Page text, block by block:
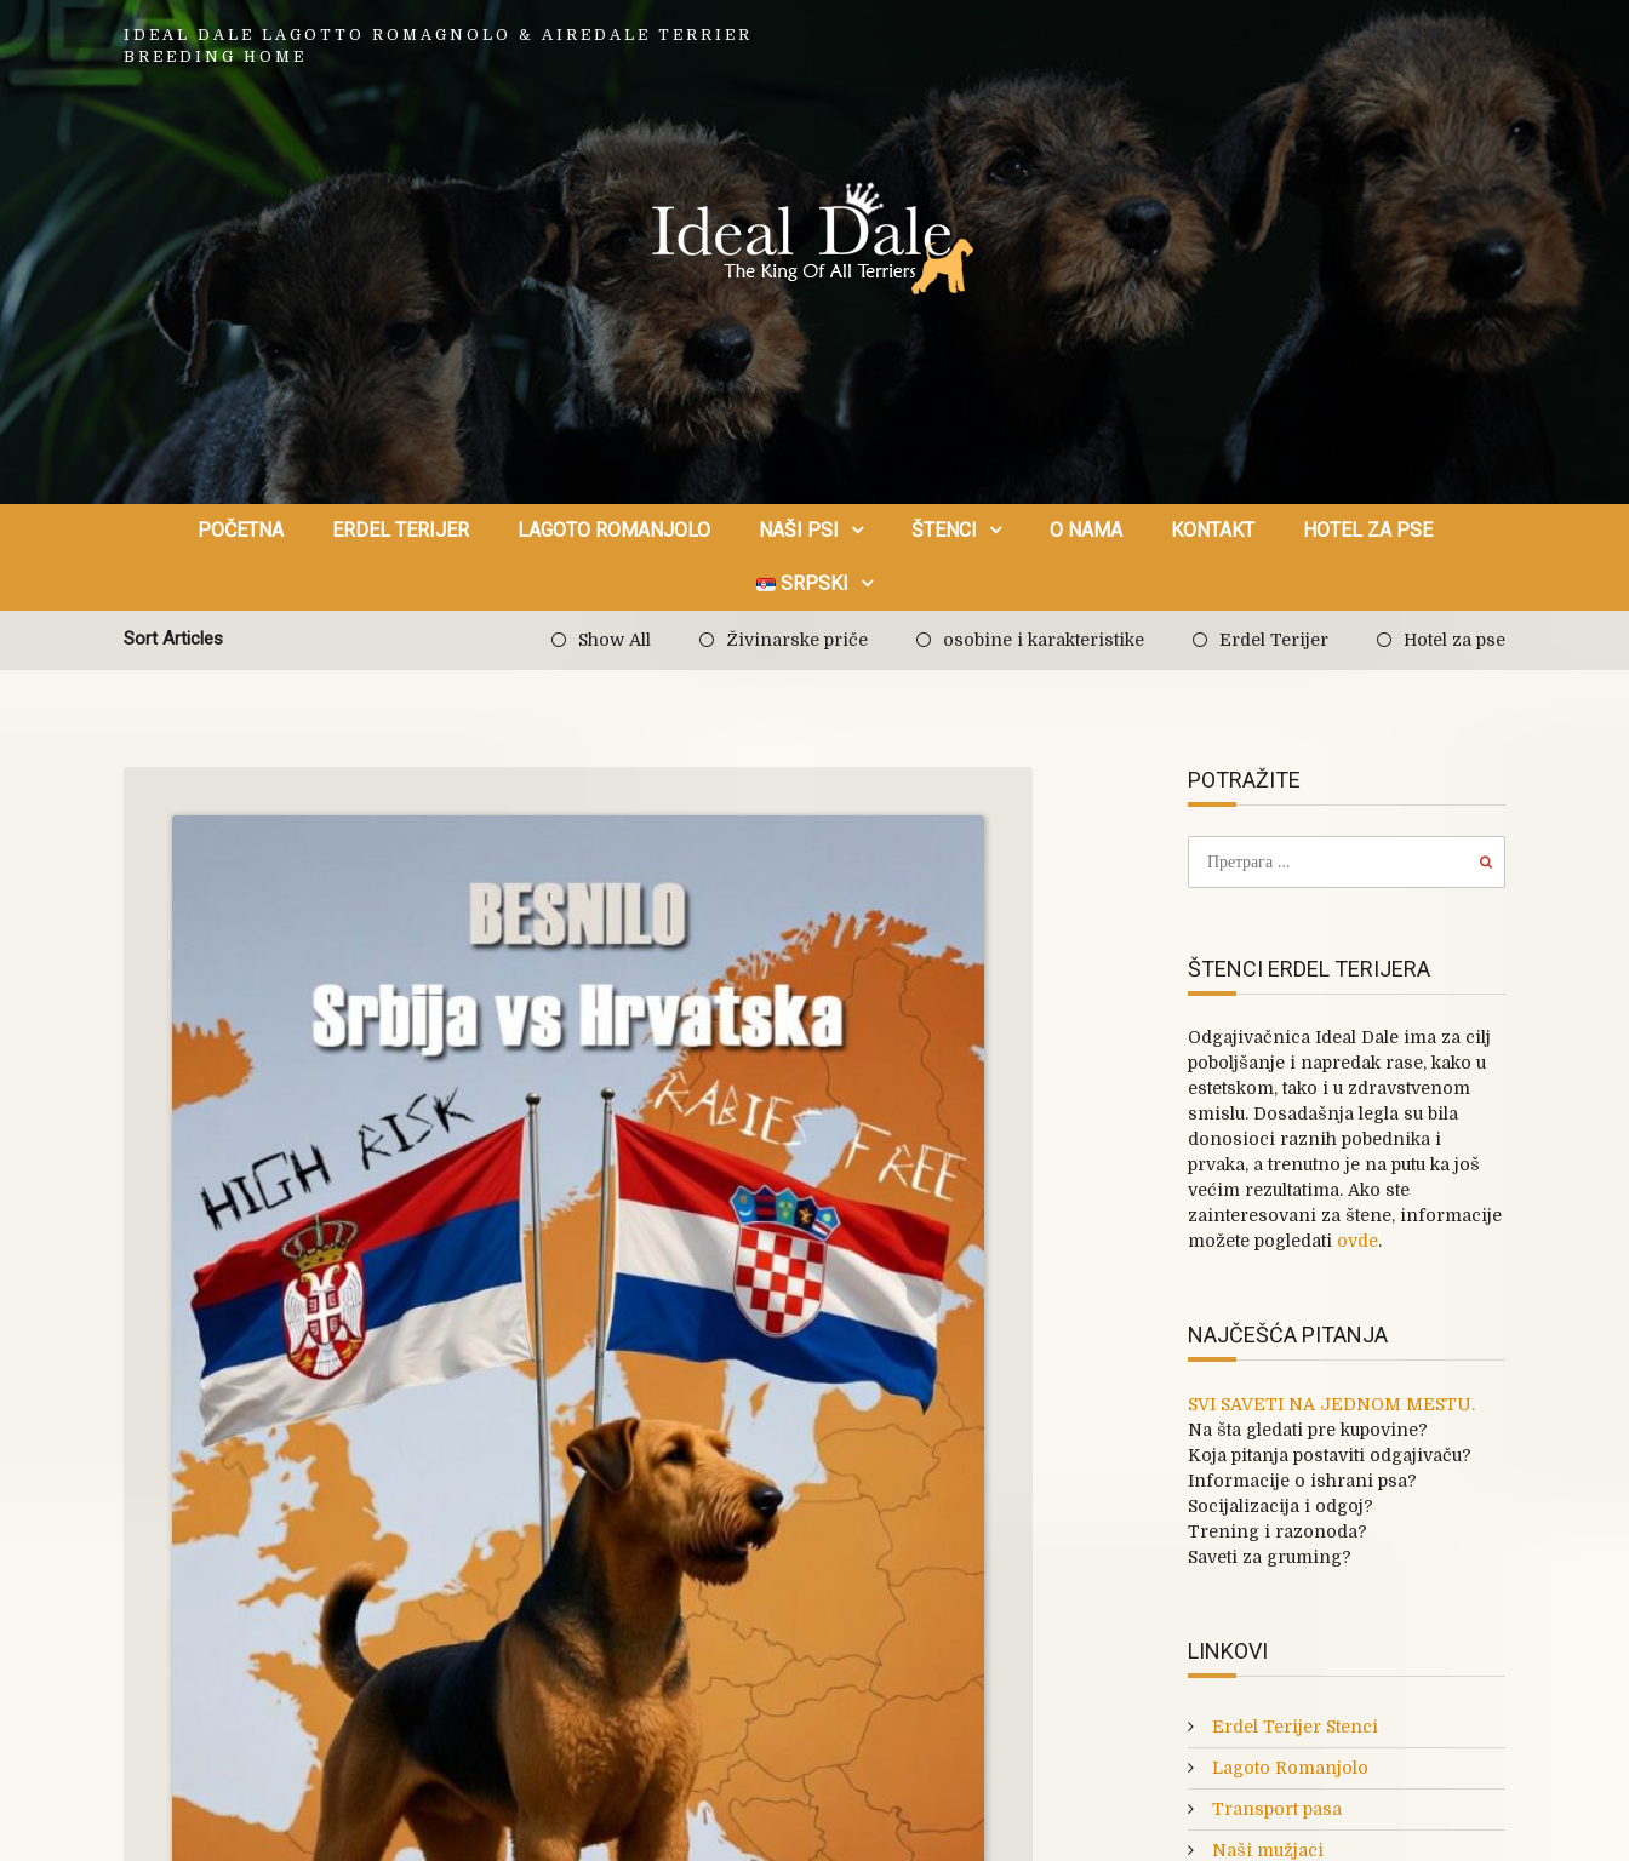
IDEAL DALE LAGOTTO ROMAGNOLO & AIREDALE TERRIER
BREEDING HOME
POČETNA ERDEL TERIJER LAGOTO ROMANJOLO NAŠI PSI ŠTENCI O NAMA KONTAKT HOTEL ZA PSE
SRPSKI
Sort Articles Show All Živinarske priče osobine i karakteristike Erdel Terijer Hotel za pse
POTRAŽITE
ŠTENCI ERDEL TERIJERA
Odgajivačnica Ideal Dale ima za cilj
poboljšanje i napredak rase, kako u
estetskom, tako i u zdravstvenom
smislu. Dosadašnja legla su bila
donosioci raznih pobednika i
prvaka, a trenutno je na putu ka još
većim rezultatima. Ako ste
zainteresovani za štene, informacije
možete pogledati ovde.
NAJČEŠĆA PITANJA
SVI SAVETI NA JEDNOM MESTU.
Na šta gledati pre kupovine?
Koja pitanja postaviti odgajivaču?
Informacije o ishrani psa?
Socijalizacija i odgoj?
Trening i razonoda?
Saveti za gruming?
LINKOVI
Erdel Terijer Stenci
Lagoto Romanjolo
Transport pasa
Naši mužjaci